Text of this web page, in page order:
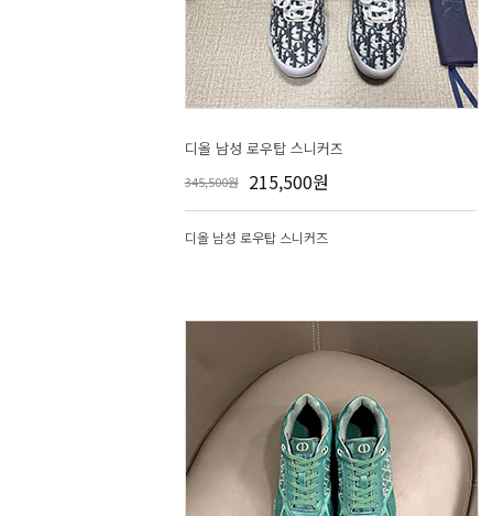
디올 남성 로우탑 스니커즈
345,500원 215,500원
디올 남성 로우탑 스니커즈